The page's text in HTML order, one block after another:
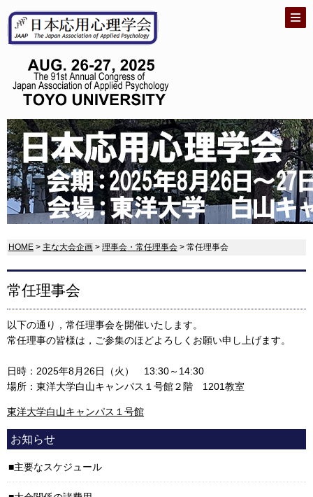
HOME > 主な大会企画 > 理事会・常任理事会 > 常任理事会
常任理事会
以下の通り，常任理事会を開催いたします。
常任理事の皆様は，ご参集のほどよろしくお願い申し上げます。
日時：2025年8月26日（火） 13:30～14:30
場所：東洋大学白山キャンパス１号館２階 1201教室
東洋大学白山キャンパス１号館
お知らせ
主要なスケジュール